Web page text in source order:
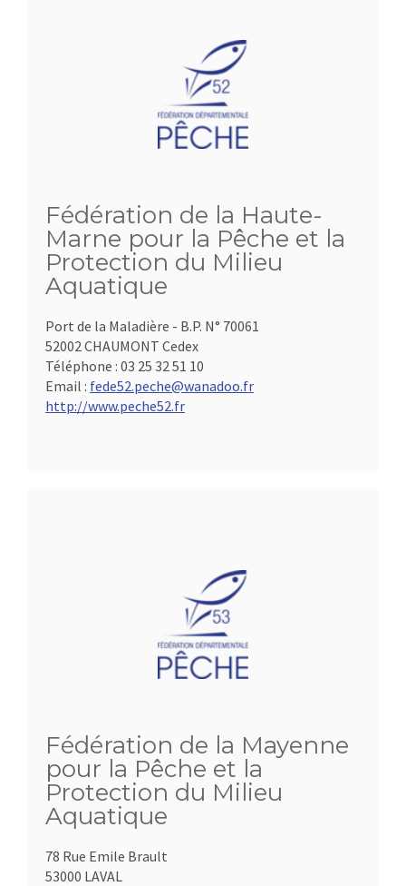
Fédération de la Haute-
Marne pour la Pêche et la
Protection du Milieu
Aquatique
Port de la Maladière - B.P. N° 70061
52002 CHAUMONT Cedex
Téléphone : 03 25 32 51 10
Email : fede52.peche@wanadoo.fr
http://www.peche52.fr
Fédération de la Mayenne
pour la Pêche et la
Protection du Milieu
Aquatique
78 Rue Emile Brault
53000 LAVAL